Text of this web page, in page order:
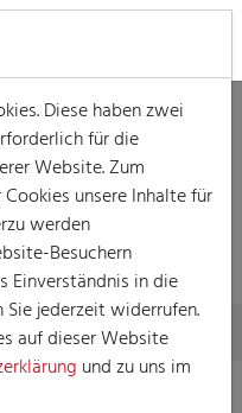
Diese haben zwei
für die
Website. Zum
unsere Inhalte für
werden
Besuchern
Einverständnis in die
jederzeit widerrufen.
auf dieser Website
und zu uns im